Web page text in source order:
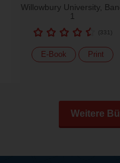
Willowbury University,
1
(331 )
E-Book Print
Weitere